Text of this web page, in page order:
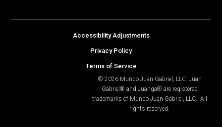
Accessibility Adjustments
Privacy Policy
Terms of Service
© 2026 Mundo Juan Gabriel, LLC. Juan
Gabriel® and Juanga® are registered
trademarks of Mundo Juan Gabriel, LLC. All
rights reserved.